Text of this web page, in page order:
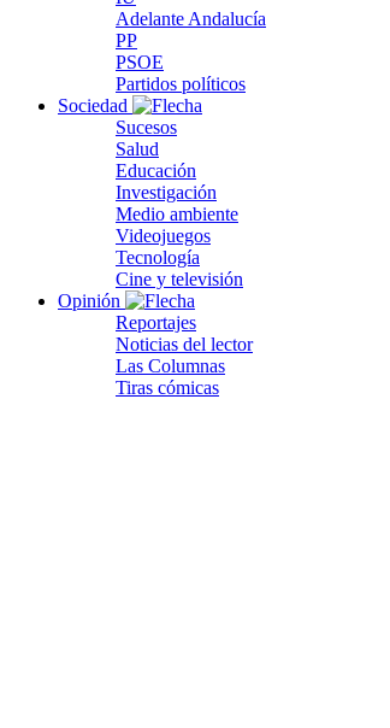
Adelante Andalucía
PP
PSOE
Partidos políticos
Sociedad
Sucesos
Salud
Educación
Investigación
Medio ambiente
Videojuegos
Tecnología
Cine y televisión
Opinión
Reportajes
Noticias del lector
Las Columnas
Tiras cómicas